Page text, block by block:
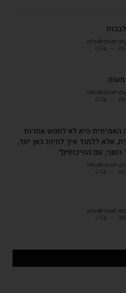
info@chief-
info@chief-
האמיתית היא לא לחפש אחדות
אלא ללמוד איך לחיות כאן יחד,
עם הוויכוחים"
info@chief-
info@chief-